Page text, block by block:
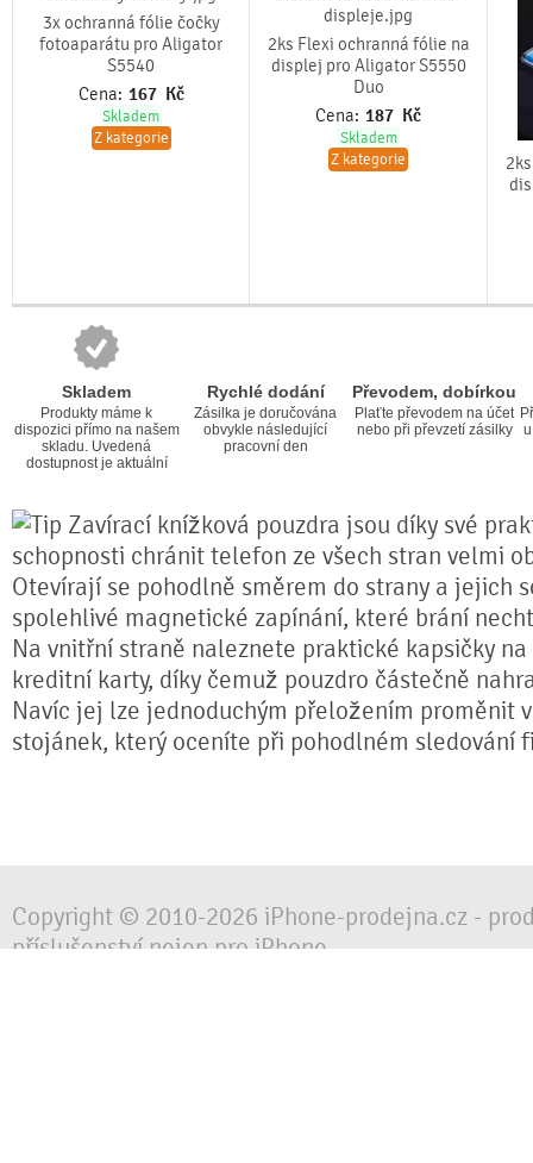
3x ochranná fólie čočky
fotoaparátu pro Aligator
S5540
Cena: 167 Kč
Skladem
Z kategorie
2ks Flexi ochranná fólie na
displej pro Aligator S5550
Duo
Cena: 187 Kč
Skladem
Z kategorie
Skladem
Produkty máme k
dispozici přímo na našem
skladu. Uvedená
dostupnost je aktuální
Rychlé dodání
Zásilka je doručována
obvykle následující
pracovní den
Převodem, dobírkou
Plaťte převodem na účet
nebo při převzetí zásilky
Zavírací knížková pouzdra jsou díky své
schopnosti chránit telefon ze všech stran velmi
Otevírají se pohodlně směrem do strany a jejich
spolehlivé magnetické zapínání, které brání
Na vnitřní straně naleznete praktické kapsičky na
kreditní karty, díky čemuž pouzdro částečně
Navíc jej lze jednoduchým přeložením proměnit
stojánek, který oceníte při pohodlném sledování
Copyright © 2010-2026 iPhone-prodejna.cz -
příslušenství nejen pro iPhone